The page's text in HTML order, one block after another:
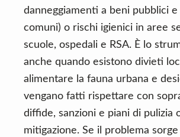
danneggiamenti a beni pubblici
comuni) o rischi igienici in aree
scuole, ospedali e RSA. È lo
anche quando esistono divieti
alimentare la fauna urbana e
vengano fatti rispettare con
diffide, sanzioni e piani di pulizia
mitigazione. Se il problema sorge